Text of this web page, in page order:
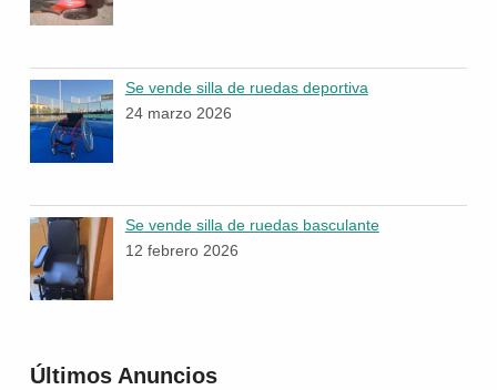
Se vende silla de ruedas deportiva
24 marzo 2026
Se vende silla de ruedas basculante
12 febrero 2026
Últimos Anuncios